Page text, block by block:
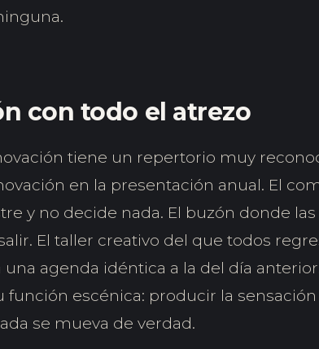
con todo el atrezo
tiene un repertorio muy
en la presentación anual. El
y no decide nada. El buzón donde
El taller creativo del que todos
agenda idéntica a la del día
función escénica: producir la
se mueva de verdad.